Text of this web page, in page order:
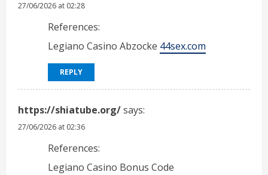
27/06/2026 at 02:28
References:
Legiano Casino Abzocke 44sex.com
REPLY
https://shiatube.org/says:
27/06/2026 at 02:36
References:
Legiano Casino Bonus Code